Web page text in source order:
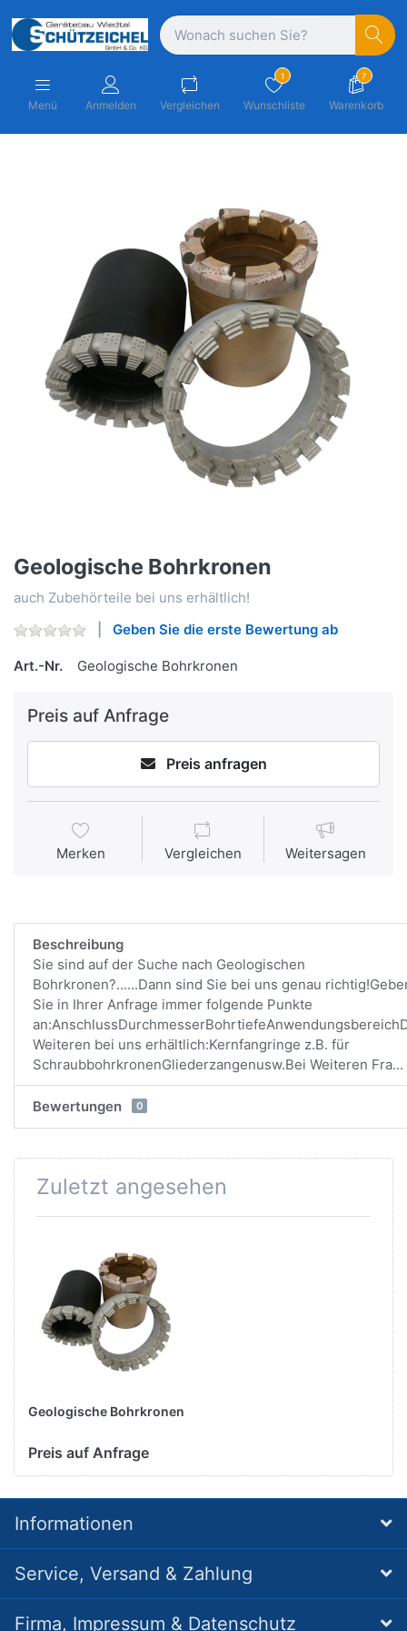
Menü Anmelden Vergleichen
1
Wunschliste
7
Warenkorb
Geologische Bohrkronen
auch Zubehörteile bei uns erhältlich!
Geben Sie die erste Bewertung ab
Art.-Nr. Geologische Bohrkronen
Preis auf Anfrage
Preis anfragen
Merken Vergleichen Weitersagen
Beschreibung
Sie sind auf der Suche nach Geologischen
Bohrkronen?......Dann sind Sie bei uns genau
Sie in Ihrer Anfrage immer folgende Punkte
Weiteren bei uns erhältlich:Kernfangringe z.B. für
SchraubbohrkronenGliederzangenusw.Bei Weiteren Fra...
Bewertungen 0
Zuletzt angesehen
Geologische Bohrkronen
Preis auf Anfrage
Informationen
Service, Versand & Zahlung
Firma, Impressum & Datenschutz